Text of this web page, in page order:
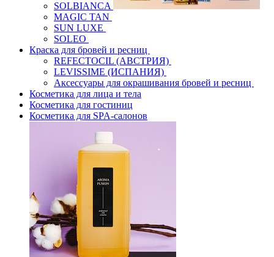
SOLBIANCA
MAGIC TAN
SUN LUXE
SOLEO
Краска для бровей и ресниц
REFECTOCIL (АВСТРИЯ)
LEVISSIME (ИСПАНИЯ)
Аксессуары для окрашивания бровей и ресниц
Косметика для лица и тела
Косметика для гостиниц
Косметика для SPA-салонов